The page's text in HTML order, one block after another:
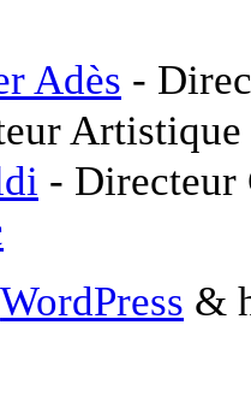
Adès -
-
WordPress &